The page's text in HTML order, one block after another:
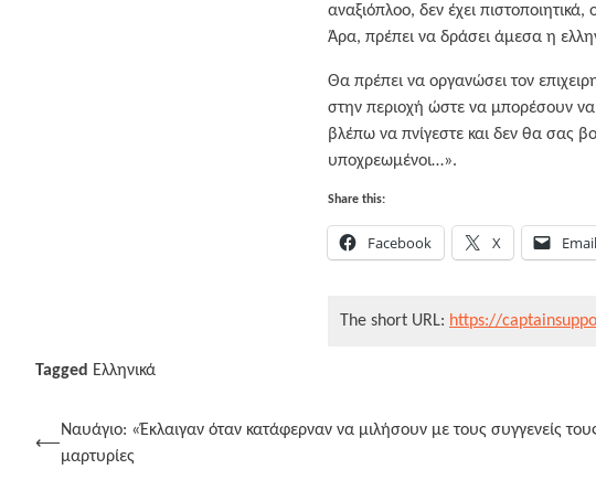
αναξιόπλοο, δεν έχει
Άρα, πρέπει να δράσει άμεσα η
Θα πρέπει να οργανώσει τον
στην περιοχή ώστε να μπορέσουν
βλέπω να πνίγεστε και δεν θα σας
υποχρεωμένοι…».
Share this:
Facebook X Email
The short URL: https://
Tagged Ελληνικά
Post
navigation
⟵
Ναυάγιο: «Έκλαιγαν όταν κατάφερναν να μιλήσουν με τους συγγενείς
μαρτυρίες